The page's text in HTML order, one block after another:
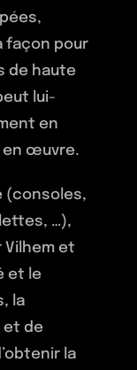
façon pour
de haute
lui-
en
en œuvre.
(consoles,
…),
Vilhem et
et le
la
et de
la